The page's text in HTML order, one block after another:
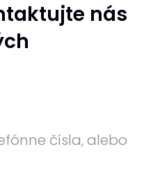
nás
čísla, alebo